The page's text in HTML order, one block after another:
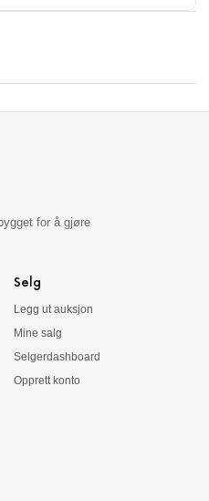
for å gjøre
Selg
Legg ut auksjon
Mine salg
Selgerdashboard
Opprett konto